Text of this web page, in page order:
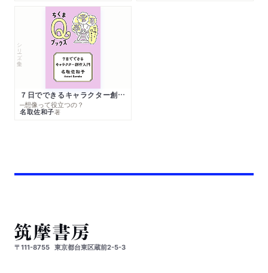
シリーズ・全集
７日でできるキャラクター創作入門
─想像って役立つの？
名取佐和子著
〒111-8755 東京都台東区蔵前2-5-3